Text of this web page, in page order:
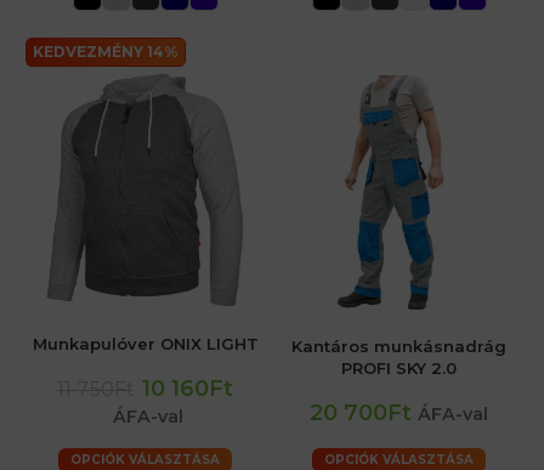
KEDVEZMÉNY 14%
Munkapulóver ONIX LIGHT
10 160Ft
ÁFA-val
OPCIÓK VÁLASZTÁSA
Kantáros munkásnadrág
PROFI SKY 2.0
20 700Ft ÁFA-val
OPCIÓK VÁLASZTÁSA